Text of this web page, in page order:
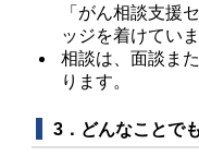
「がん相談支援
ッジを着けていま
相談は、面談ま
ります。
3．どんなことで